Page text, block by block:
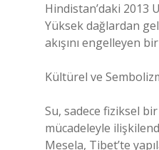
Hindistan’daki
Yüksek dağlardan
akışını engelleyen
Kültürel ve
Su, sadece fiziksel bir
mücadeleyle
Mesela, Tibet’te